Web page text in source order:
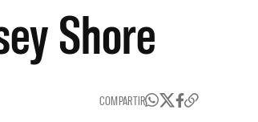
Shore
COMPARTIR